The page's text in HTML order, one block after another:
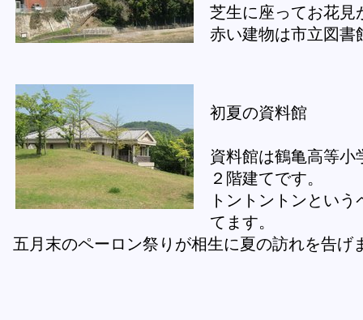
芝生に座ってお花見
赤い建物は市立図書
初夏の資料館
資料館は鶴亀高等小
２階建てです。
トントントンとい
てます。
五月末のペーロン祭りが相生に夏の訪れを告げ